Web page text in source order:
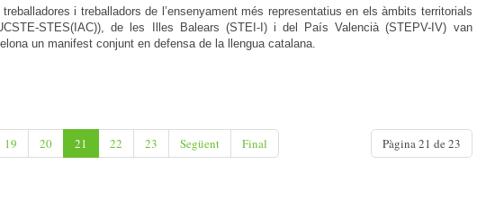
i treballadors de l’ensenyament més representatius en els àmbits territorials
STES(IAC)), de les Illes Balears (STEI-I) i del País Valencià (STEPV-IV) van
un manifest conjunt en defensa de la llengua catalana.
Pàgina 21 de 23
19 20 21 22 23 Següent Final